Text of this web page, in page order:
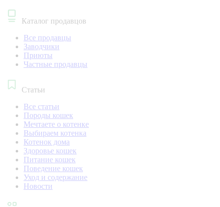
Каталог продавцов
Все продавцы
Заводчики
Приюты
Частные продавцы
Статьи
Все статьи
Породы кошек
Мечтаете о котенке
Выбираем котенка
Котенок дома
Здоровье кошек
Питание кошек
Поведение кошек
Уход и содержание
Новости